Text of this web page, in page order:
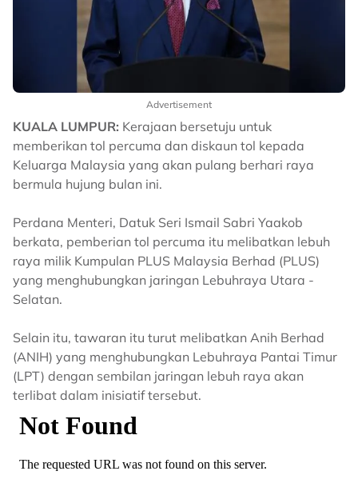
Advertisement
KUALA LUMPUR: Kerajaan bersetuju untuk
memberikan tol percuma dan diskaun tol kepada
Keluarga Malaysia yang akan pulang berhari raya
bermula hujung bulan ini.
Perdana Menteri, Datuk Seri Ismail Sabri Yaakob
berkata, pemberian tol percuma itu melibatkan lebuh
raya milik Kumpulan PLUS Malaysia Berhad (PLUS)
yang menghubungkan jaringan Lebuhraya Utara -
Selatan.
Selain itu, tawaran itu turut melibatkan Anih Berhad
(ANIH) yang menghubungkan Lebuhraya Pantai Timur
(LPT) dengan sembilan jaringan lebuh raya akan
terlibat dalam inisiatif tersebut.